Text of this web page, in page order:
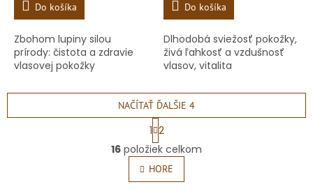
Do košíka
Zbohom lupiny silou
prírody: čistota a zdravie
vlasovej pokožky
Do košíka
Dlhodobá sviežosť pokožky,
živá ľahkosť a vzdušnosť
vlasov, vitalita
O
v
l
á
NAČÍTAŤ ĎALŠIE 4
S
t
r
á
n
k
1 2
16 položiek celkom
HORE